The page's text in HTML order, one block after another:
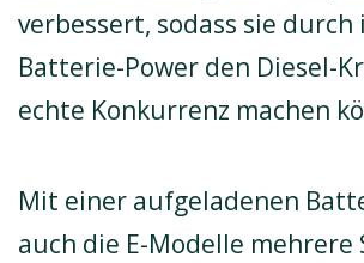
verbessert, sodass sie durch
Batterie-Power den Diesel-
echte Konkurrenz machen
Mit einer aufgeladenen
auch die E-Modelle mehrere